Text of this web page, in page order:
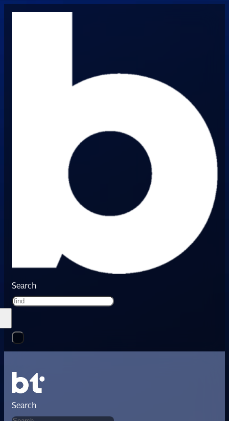
Search
Search